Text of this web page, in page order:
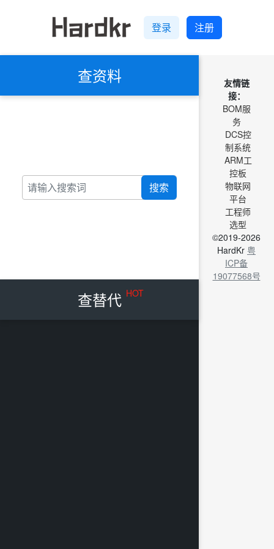
登录 注册
查资料
搜索
查替代 HOT
友情链
接：
BOM服
务
DCS控
制系统
ARM工
控板
物联网
平台
工程师
选型
©2019-2026
HardKr 粤
ICP备
19077568号